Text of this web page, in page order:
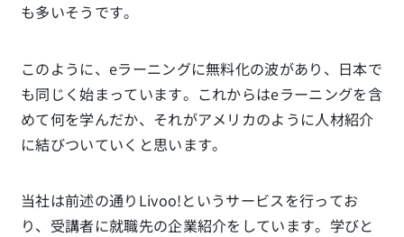
も多いそうです。
このように、eラーニングに無料化の波があり、日本で
も同じく始まっています。これからはeラーニングを含
めて何を学んだか、それがアメリカのように人材紹介
に結びついていくと思います。
当社は前述の通りLivoo!というサービスを行ってお
り、受講者に就職先の企業紹介をしています。学びと